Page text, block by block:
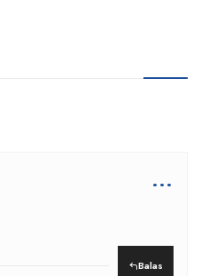
...
Balas